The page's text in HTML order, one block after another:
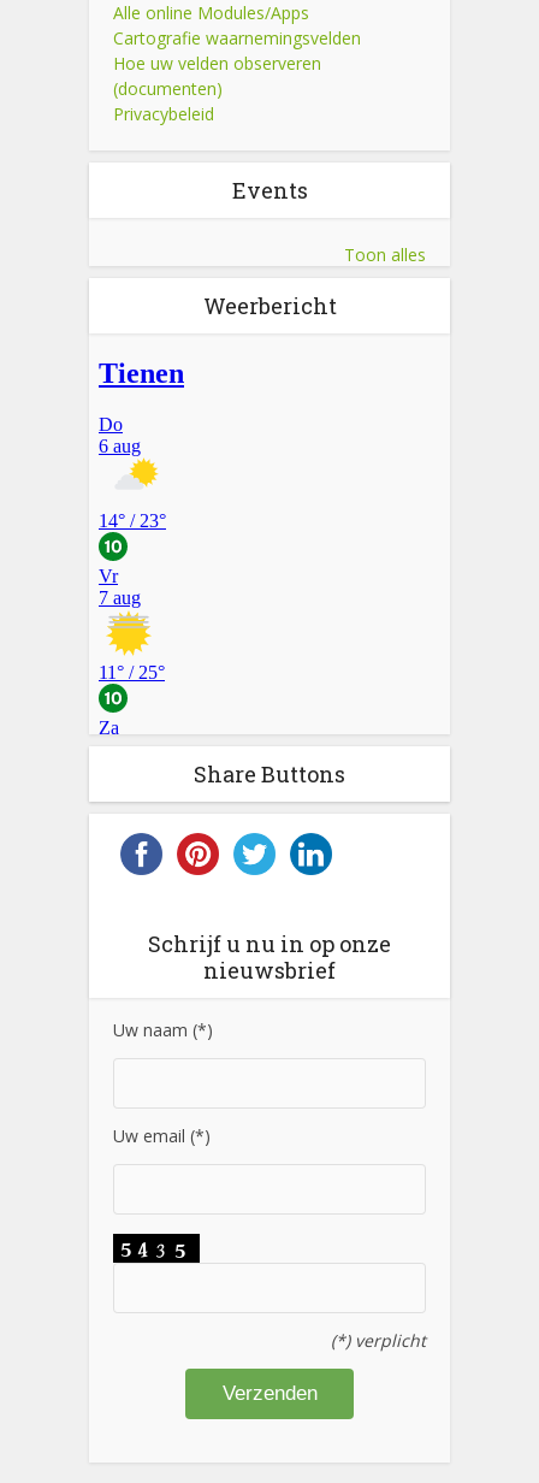
Alle online Modules/Apps
Cartografie waarnemingsvelden
Hoe uw velden observeren
(documenten)
Privacybeleid
Events
Toon alles
Weerbericht
Share Buttons
Schrijf u nu in op onze
nieuwsbrief
Uw naam (*)
Uw email (*)
(*) verplicht